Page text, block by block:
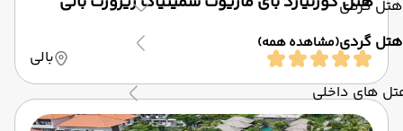
هتل گردی
هتل گردی(مشاهده همه)
های داخلی
بالی